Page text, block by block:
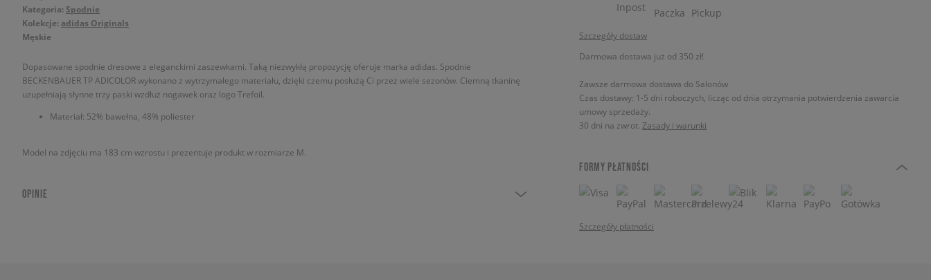
Kategoria: Spodnie
Kolekcje: adidas Originals
Męskie
Dopasowane spodnie dresowe z eleganckimi zaszewkami. Taką niezwykłą propozycję oferuje marka adidas. Spodnie
BECKENBAUER TP ADICOLOR wykonano z wytrzymałego materiału, dzięki czemu posłużą Ci przez wiele sezonów. Ciemną tkaninę
uzupełniają słynne trzy paski wzdłuż nogawek oraz logo Trefoil.
Materiał: 52% bawełna, 48% poliester
Model na zdjęciu ma 183 cm wzrostu i prezentuje produkt w rozmiarze M.
OPINIE
Szczegóły dostaw
Darmowa dostawa już od 350 zł!
Zawsze darmowa dostawa do Salonów
Czas dostawy: 1-5 dni roboczych, licząc od dnia otrzymania potwierdzenia zawarcia
umowy sprzedaży.
30 dni na zwrot. Zasady i warunki
FORMY PŁATNOŚCI
Szczegóły płatności